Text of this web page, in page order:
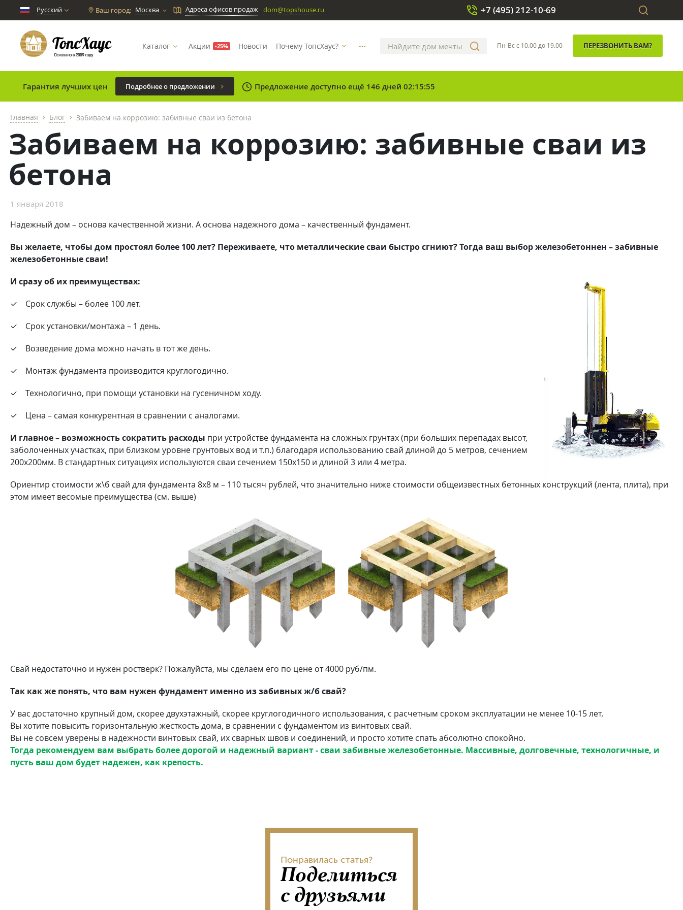
Русский Ваш город: Москва chevron_down Адреса офисов продаж dom@topshouse.ru
Каталог Акции -25% Новости Почему ТопсХаус? more_horizontal
+7 (495) 212-10-69
Пн-Вс с 10.00 до 19.00 ПЕРЕЗВОНИТЬ ВАМ?
Гарантия лучших цен Подробнее о предложении clock Предложение доступно ещё 146 дней 02:15:55
Главная chevron_right Блог chevron_right Забиваем на коррозию: забивные сваи из бетона
Забиваем на коррозию: забивные сваи из
бетона
1 января 2018
Надежный дом – основа качественной жизни. А основа надежного дома – качественный фундамент.
Вы желаете, чтобы дом простоял более 100 лет? Переживаете, что металлические сваи быстро сгниют? Тогда ваш выбор железобетоннен – забивные
железобетонные сваи!
И сразу об их преимуществах:
✓ Срок службы – более 100 лет.
✓ Срок установки/монтажа – 1 день.
✓ Возведение дома можно начать в тот же день.
✓ Монтаж фундамента производится круглогодично.
✓ Технологично, при помощи установки на гусеничном ходу.
✓ Цена – самая конкурентная в сравнении с аналогами.
И главное – возможность сократить расходы при устройстве фундамента на сложных грунтах (при больших перепадах высот,
заболоченных участках, при близком уровне грунтовых вод и т.п.) благодаря использованию свай длиной до 5 метров, сечением
200х200мм. В стандартных ситуациях используются сваи сечением 150х150 и длиной 3 или 4 метра.
Ориентир стоимости ж\б свай для фундамента 8х8 м – 110 тысяч рублей, что значительно ниже стоимости общеизвестных бетонных конструкций (лента, плита), при
этом имеет весомые преимущества (см. выше)
Свай недостаточно и нужен ростверк? Пожалуйста, мы сделаем его по цене от 4000 руб/пм.
Так как же понять, что вам нужен фундамент именно из забивных ж/б свай?
У вас достаточно крупный дом, скорее двухэтажный, скорее круглогодичного использования, с расчетным сроком эксплуатации не менее 10-15 лет.
Вы хотите повысить горизонтальную жесткость дома, в сравнении с фундаментом из винтовых свай.
Вы не совсем уверены в надежности винтовых свай, их сварных швов и соединений, и просто хотите спать абсолютно спокойно.
Тогда рекомендуем вам выбрать более дорогой и надежный вариант - сваи забивные железобетонные. Массивные, долговечные, технологичные, и
пусть ваш дом будет надежен, как крепость.
Понравилась статья?
Поделиться
с друзьями